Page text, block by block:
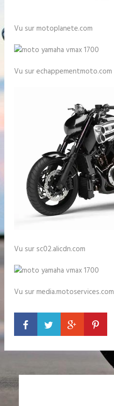
Vu sur motoplanete.com
Vu sur echappementmoto.com
Vu sur sc02.alicdn.com
Vu sur media.motoservices.com